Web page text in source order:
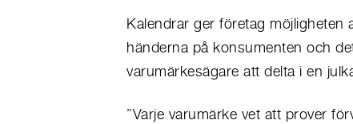
Kalendrar ger företag
händerna på konsumenten och
varumärkesägare att delta i en
”Varje varumärke vet att prover